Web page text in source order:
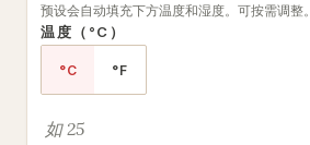
预设会自动填充下方温度和湿度。可按需调整。
温度（°C）
°C °F